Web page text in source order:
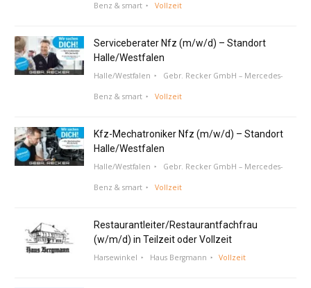
Benz & smart Vollzeit
Serviceberater Nfz (m/w/d) – Standort
Halle/Westfalen
Halle/Westfalen Gebr. Recker GmbH – Mercedes-
Benz & smart Vollzeit
Kfz-Mechatroniker Nfz (m/w/d) – Standort
Halle/Westfalen
Halle/Westfalen Gebr. Recker GmbH – Mercedes-
Benz & smart Vollzeit
Restaurantleiter/Restaurantfachfrau
(w/m/d) in Teilzeit oder Vollzeit
Harsewinkel Haus Bergmann Vollzeit